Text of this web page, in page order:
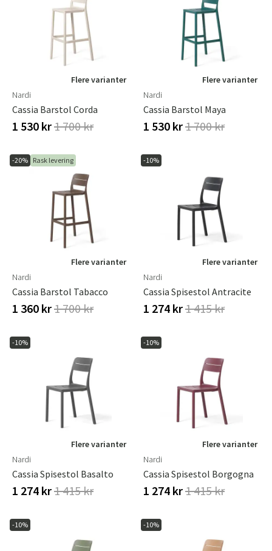
Flere varianter
Nardi
Cassia Barstol Corda
1 530 kr1 700 kr
Flere varianter
Nardi
Cassia Barstol Maya
1 530 kr1 700 kr
-20% Rask levering
Flere varianter
Nardi
Cassia Barstol Tabacco
1 360 kr1 700 kr
-10%
Flere varianter
Nardi
Cassia Spisestol Antracite
1 274 kr1 415 kr
-10%
Flere varianter
Nardi
Cassia Spisestol Basalto
1 274 kr1 415 kr
-10%
Flere varianter
Nardi
Cassia Spisestol Borgogna
1 274 kr1 415 kr
-10% -10%